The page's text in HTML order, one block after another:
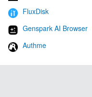
FluxDisk
Genspark AI Browser
Authme